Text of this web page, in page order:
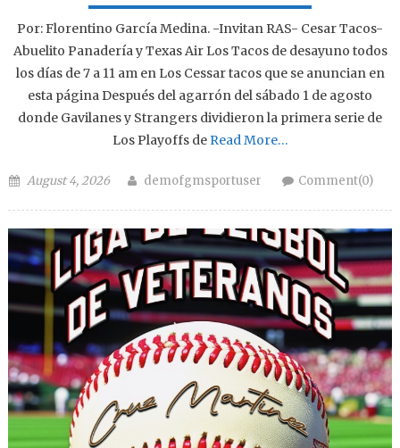
Por: Florentino García Medina. -Invitan RAS- Cesar Tacos-
Abuelito Panadería y Texas Air Los Tacos de desayuno todos
los días de 7 a 11 am en Los Cessar tacos que se anuncian en
esta página Después del agarrón del sábado 1 de agosto
donde Gavilanes y Strangers dividieron la primera serie de
Los Playoffs deRead More…
Posted on
August 4, 2026 Author
demofgmsportuser Comment(0)